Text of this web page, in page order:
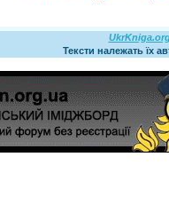
Тексти належать їх